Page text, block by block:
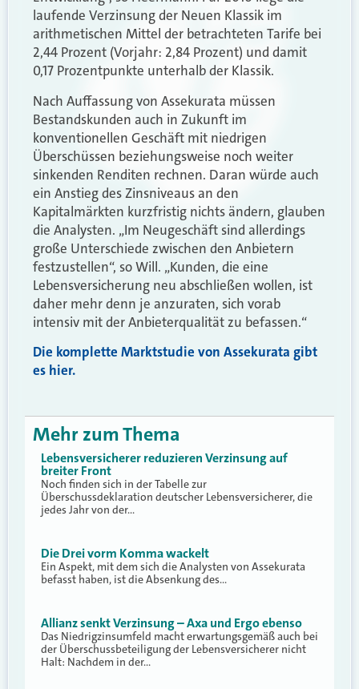
laufende Verzinsung der Neuen Klassik im
arithmetischen Mittel der betrachteten Tarife bei
2,44 Prozent (Vorjahr: 2,84 Prozent) und damit
0,17 Prozentpunkte unterhalb der Klassik.
Nach Auffassung von Assekurata müssen
Bestandskunden auch in Zukunft im
konventionellen Geschäft mit niedrigen
Überschüssen beziehungsweise noch weiter
sinkenden Renditen rechnen. Daran würde auch
ein Anstieg des Zinsniveaus an den
Kapitalmärkten kurzfristig nichts ändern, glauben
die Analysten. „Im Neugeschäft sind allerdings
große Unterschiede zwischen den Anbietern
festzustellen“, so Will. „Kunden, die eine
Lebensversicherung neu abschließen wollen, ist
daher mehr denn je anzuraten, sich vorab
intensiv mit der Anbieterqualität zu befassen.“
Die komplette Marktstudie von Assekurata gibt
es hier.
Mehr zum Thema
Lebensversicherer reduzieren Verzinsung auf
breiter Front
Noch finden sich in der Tabelle zur
Überschussdeklaration deutscher Lebensversicherer, die
jedes Jahr von der…
Die Drei vorm Komma wackelt
Ein Aspekt, mit dem sich die Analysten von Assekurata
befasst haben, ist die Absenkung des…
Allianz senkt Verzinsung – Axa und Ergo ebenso
Das Niedrigzinsumfeld macht erwartungsgemäß auch bei
der Überschussbeteiligung der Lebensversicherer nicht
Halt: Nachdem in der…